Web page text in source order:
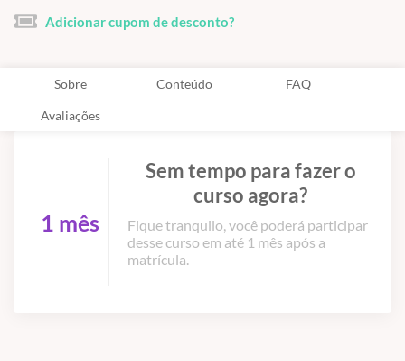
Adicionar cupom de desconto?
Sobre Conteúdo FAQ
Avaliações
1 mês
Sem tempo para fazer o
curso agora?
Fique tranquilo, você poderá participar
desse curso em até 1 mês após a
matrícula.